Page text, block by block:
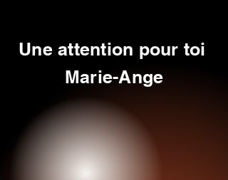
Une attention pour toi
Marie-Ange